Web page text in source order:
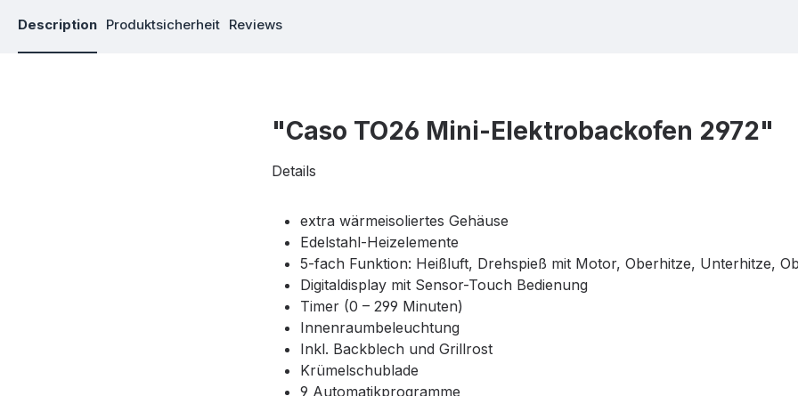
Description Produktsicherheit Reviews
"Caso TO26 Mini-Elektrobackofen 2972"
Details
extra wärmeisoliertes Gehäuse
Edelstahl-Heizelemente
5-fach Funktion: Heißluft, Drehspieß mit Motor, Oberhitze, Unterhitze,
Digitaldisplay mit Sensor-Touch Bedienung
Timer (0 – 299 Minuten)
Innenraumbeleuchtung
Inkl. Backblech und Grillrost
Krümelschublade
9 Automatikprogramme